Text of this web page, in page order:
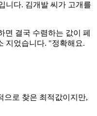
니다. 김개발 씨가 고개를
면 결국 수렴하는 값이 페
지었습니다. "정확해요.
으로 찾은 최적값이지만,